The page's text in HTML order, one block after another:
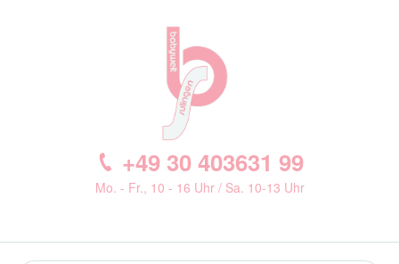
+49 30 403631 99
Mo. - Fr., 10 - 16 Uhr / Sa. 10-13 Uhr